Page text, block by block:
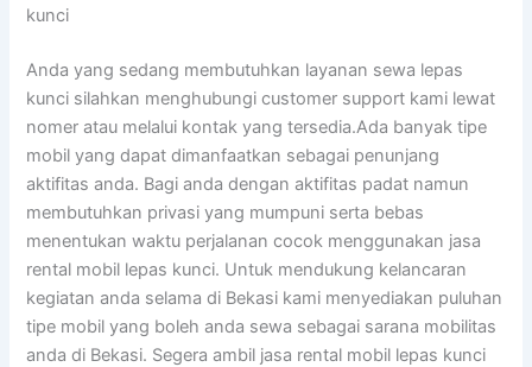
kunci
Anda yang sedang membutuhkan layanan sewa lepas
kunci silahkan menghubungi customer support kami lewat
nomer atau melalui kontak yang tersedia.Ada banyak tipe
mobil yang dapat dimanfaatkan sebagai penunjang
aktifitas anda. Bagi anda dengan aktifitas padat namun
membutuhkan privasi yang mumpuni serta bebas
menentukan waktu perjalanan cocok menggunakan jasa
rental mobil lepas kunci. Untuk mendukung kelancaran
kegiatan anda selama di Bekasi kami menyediakan puluhan
tipe mobil yang boleh anda sewa sebagai sarana mobilitas
anda di Bekasi. Segera ambil jasa rental mobil lepas kunci